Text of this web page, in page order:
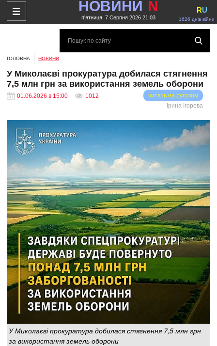
НОВИНИ N
п'ятниця, 7 Серпня 2026 21:03 1626 днів війни
RU
ГОЛОВНА НОВИНИ
У Миколаєві прокуратура добилася стягнення
7,5 млн грн за використання земель оборони
01.06.2026 в 15:00 1012
читать на русском
Ірина Ігорева
У Миколаєві прокуратура добилася стягнення 7,5 млн грн
за використання земель оборони